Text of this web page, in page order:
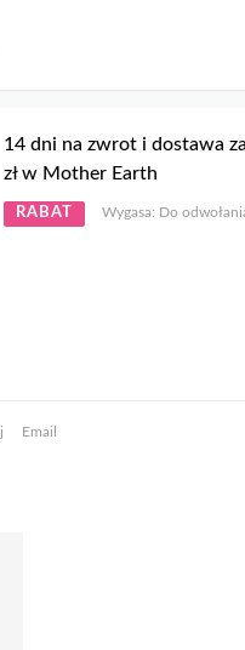
14 dni na zwrot i dostawa
zł w Mother Earth
RABAT Wygasa: Do
Email